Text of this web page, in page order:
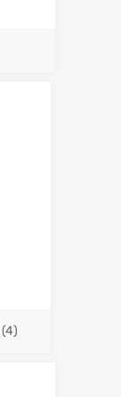
(4)